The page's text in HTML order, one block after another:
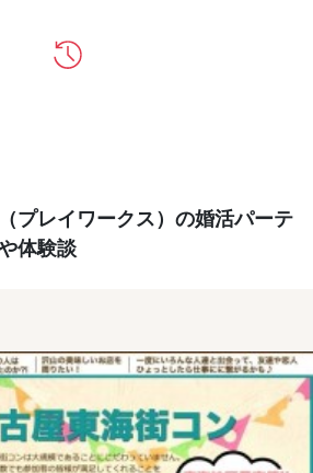
プレイワークス）の婚活パーテ
体験談